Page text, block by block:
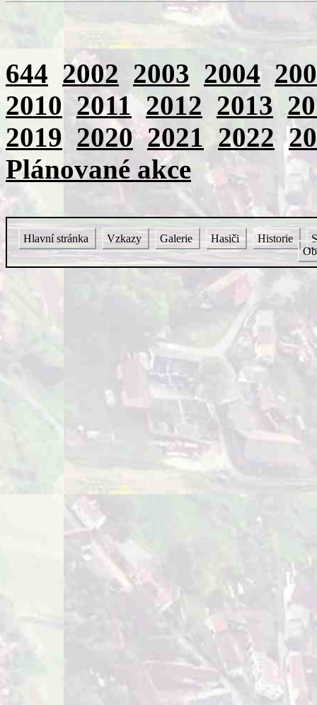
644 2002 2003 2004
2010 2011 2012 2013
2019 2020 2021 2022
Plánované akce
Hlavní stránka Vzkazy Galerie Hasiči Historie